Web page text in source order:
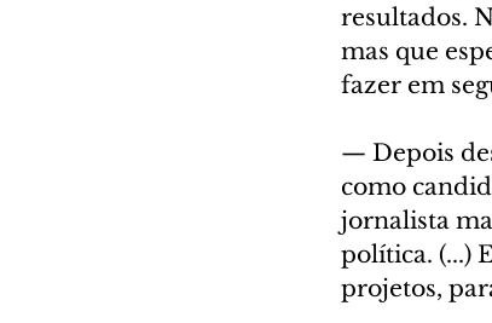
resultados.
mas que
fazer em
— Depois
como
jornalista
política. (...)
projetos,